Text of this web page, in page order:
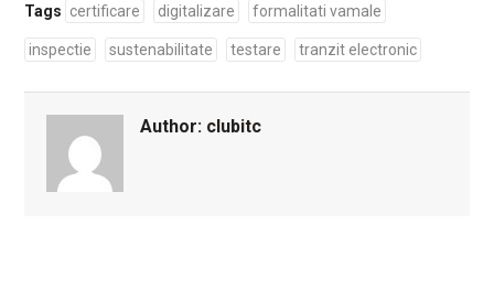
Tags certificare digitalizare formalitati vamale
inspectie sustenabilitate testare tranzit electronic
Author: clubitc